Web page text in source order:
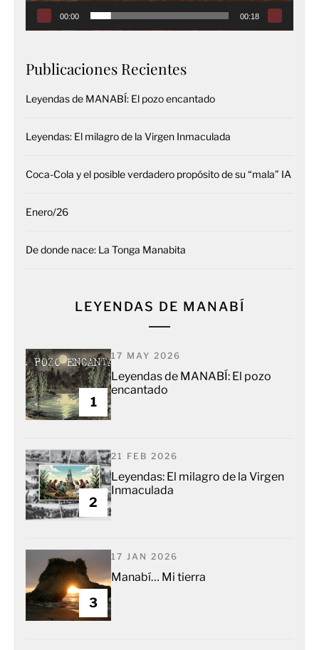
00:00 00:18
Publicaciones Recientes
Leyendas de MANABÍ: El pozo encantado
Leyendas: El milagro de la Virgen Inmaculada
Coca-Cola y el posible verdadero propósito de su “mala” IA
Enero/26
De donde nace: La Tonga Manabita
LEYENDAS DE MANABÍ
1
17 MAY 2026
Leyendas de MANABÍ: El pozo
encantado
2
21 FEB 2026
Leyendas: El milagro de la Virgen
Inmaculada
3
17 JAN 2026
Manabí… Mi tierra